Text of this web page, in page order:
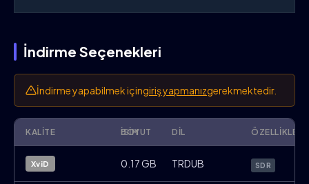
İndirme Seçenekleri
İndirme yapabilmek içingiriş yapmanızgerekmektedir.
KALITE İSIM
BOYUT DIL ÖZELLIKLER
XviD 0.17 GB TRDUB SDR